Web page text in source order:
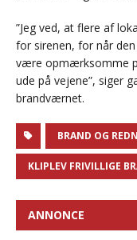
”Jeg ved, at flere af
for sirenen, for når
være opmærksomme
ude på vejene”, siger
brandværnet.
BRAND OG
KLIPLEV FRIVILLIGE
ANNONCE